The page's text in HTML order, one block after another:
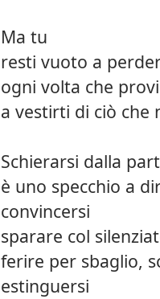
Ma tu
resti vuoto a
ogni volta che provi
a vestirti di ciò che
Schierarsi dalla
è uno specchio a
convincersi
sparare col
ferire per sbaglio,
estinguersi